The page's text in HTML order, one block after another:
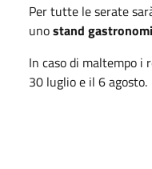
Per tutte le serate
unostand
In caso di maltempo i
30 luglio e il 6 agosto.